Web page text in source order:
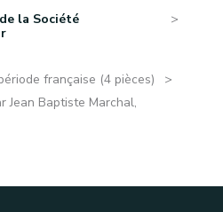
la Société
française (4 pièces)
Jean Baptiste Marchal,